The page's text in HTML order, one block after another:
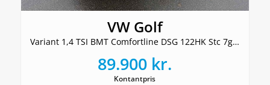
VW Golf
Variant 1,4 TSI BMT Comfortline DSG 122HK Stc 7g Aut.
89.900 kr.
Kontantpris